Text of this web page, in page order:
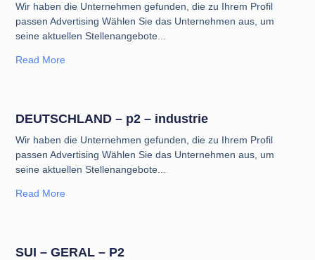
Wir haben die Unternehmen gefunden, die zu Ihrem Profil
passen Advertising Wählen Sie das Unternehmen aus, um
seine aktuellen Stellenangebote
Read More
DEUTSCHLAND – p2 – industrie
Wir haben die Unternehmen gefunden, die zu Ihrem Profil
passen Advertising Wählen Sie das Unternehmen aus, um
seine aktuellen Stellenangebote
Read More
SUI – GERAL – P2